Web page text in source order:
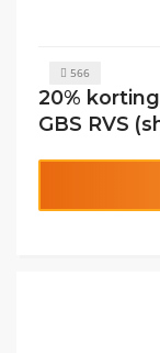
566
20%
GBS RVS